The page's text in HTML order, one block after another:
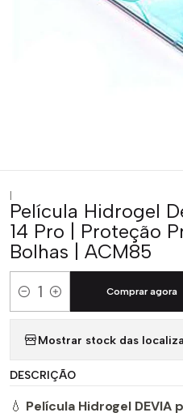
|
Película Hidrogel
14 Pro | Proteção
Bolhas | ACM85
Quantidade
Comprar agora
Mostrar stock das
DESCRIÇÃO
💧 Película Hidrogel DEVIA